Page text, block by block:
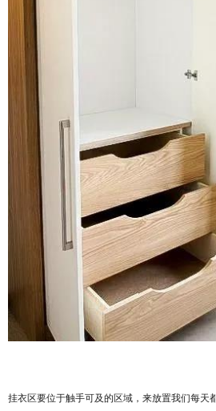
挂衣区要位于触手可及的区域，来放置我们每天